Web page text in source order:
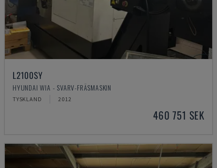
L2100SY
HYUNDAI WIA - SVARV-FRÄSMASKIN
TYSKLAND 2012
460 751 SEK